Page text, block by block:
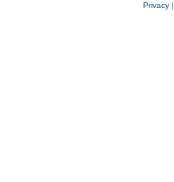
Privacy |